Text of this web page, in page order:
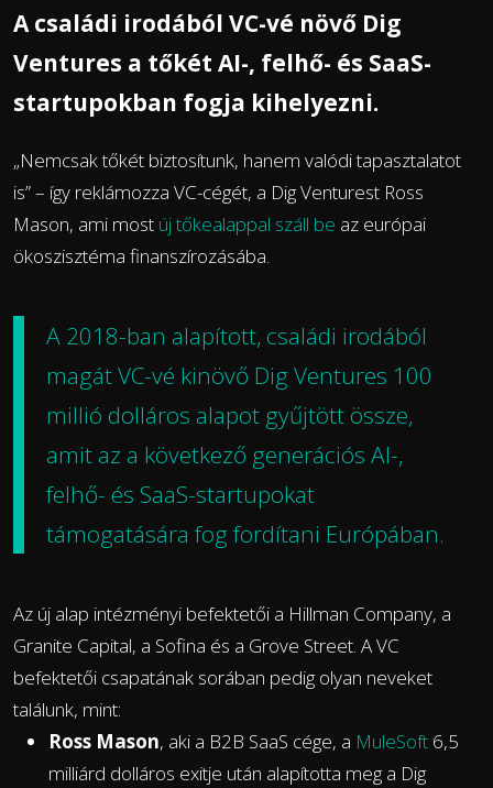
A családi irodából VC-vé növő Dig
Ventures a tőkét AI-, felhő- és SaaS-
startupokban fogja kihelyezni.
„Nemcsak tőkét biztosítunk, hanem valódi tapasztalatot
is” – így reklámozza VC-cégét, a Dig Venturest Ross
Mason, ami most új tőkealappal száll be az európai
ökoszisztéma finanszírozásába.
A 2018-ban alapított, családi irodából
magát VC-vé kinövő Dig Ventures 100
millió dolláros alapot gyűjtött össze,
amit az a következő generációs AI-,
felhő- és SaaS-startupokat
támogatására fog fordítani Európában.
Az új alap intézményi befektetői a Hillman Company, a
Granite Capital, a Sofina és a Grove Street. A VC
befektetői csapatának sorában pedig olyan neveket
találunk, mint:
Ross Mason, aki a B2B SaaS cége, a MuleSoft 6,5
milliárd dolláros exitje után alapította meg a Dig